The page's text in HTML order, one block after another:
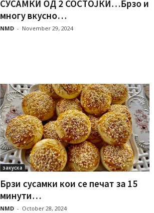
СУСАМКИ ОД 2 СОСТОЈКИ…Брзо и
многу вкусно…
NMD - November 29, 2024
закуска
Брзи сусамки кои се печат за 15
минути…
NMD - October 28, 2024